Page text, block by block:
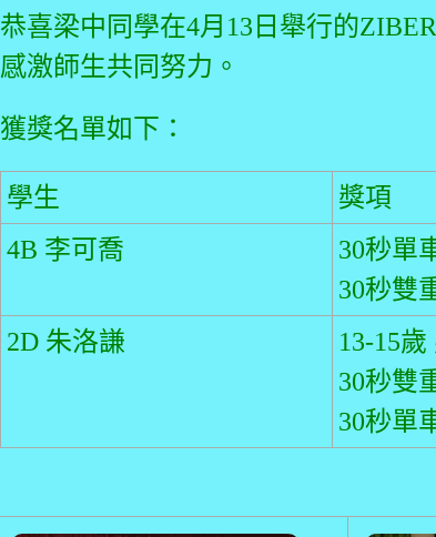
恭喜梁中同學在4月13日舉行的
感激師生共同努力。
獲獎名單如下：
學生
獎項
4B 李可喬
30秒單
30秒雙
2D 朱洛謙
13-15
30秒雙
30秒單